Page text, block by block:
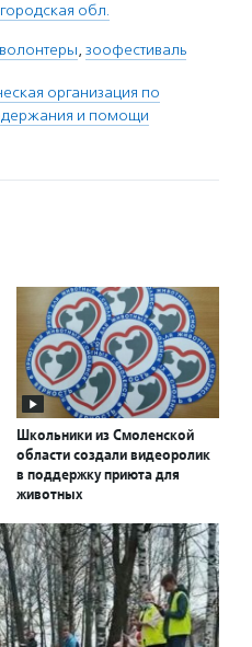
обл.
волонтеры, зоофестиваль
организация по
и помощи
Школьники из Смоленской
области создали видеоролик
в поддержку приюта для
животных